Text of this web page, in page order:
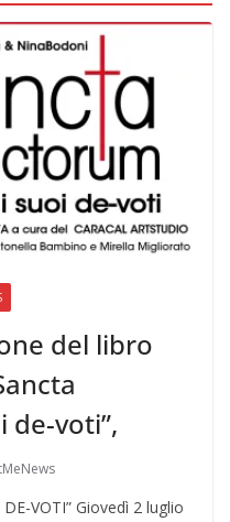
del libro
de-voti”,
VOTI” Giovedì 2 luglio